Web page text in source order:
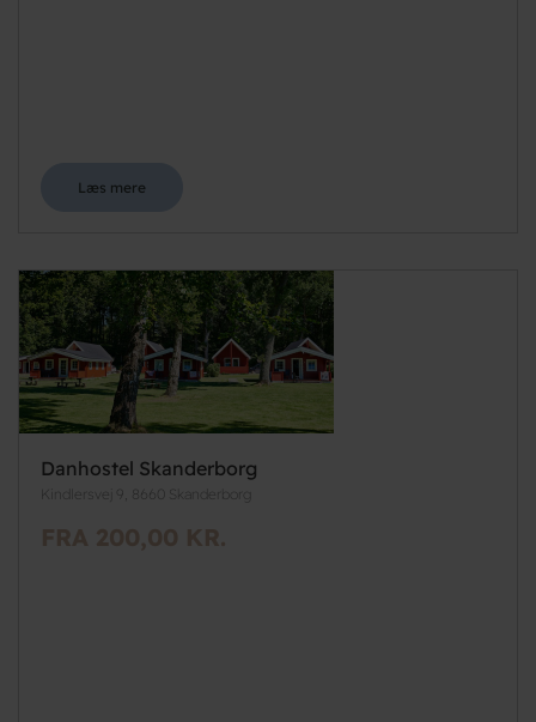
Læs mere
Danhostel Skanderborg
Kindlersvej 9, 8660 Skanderborg
FRA 200,00 KR.